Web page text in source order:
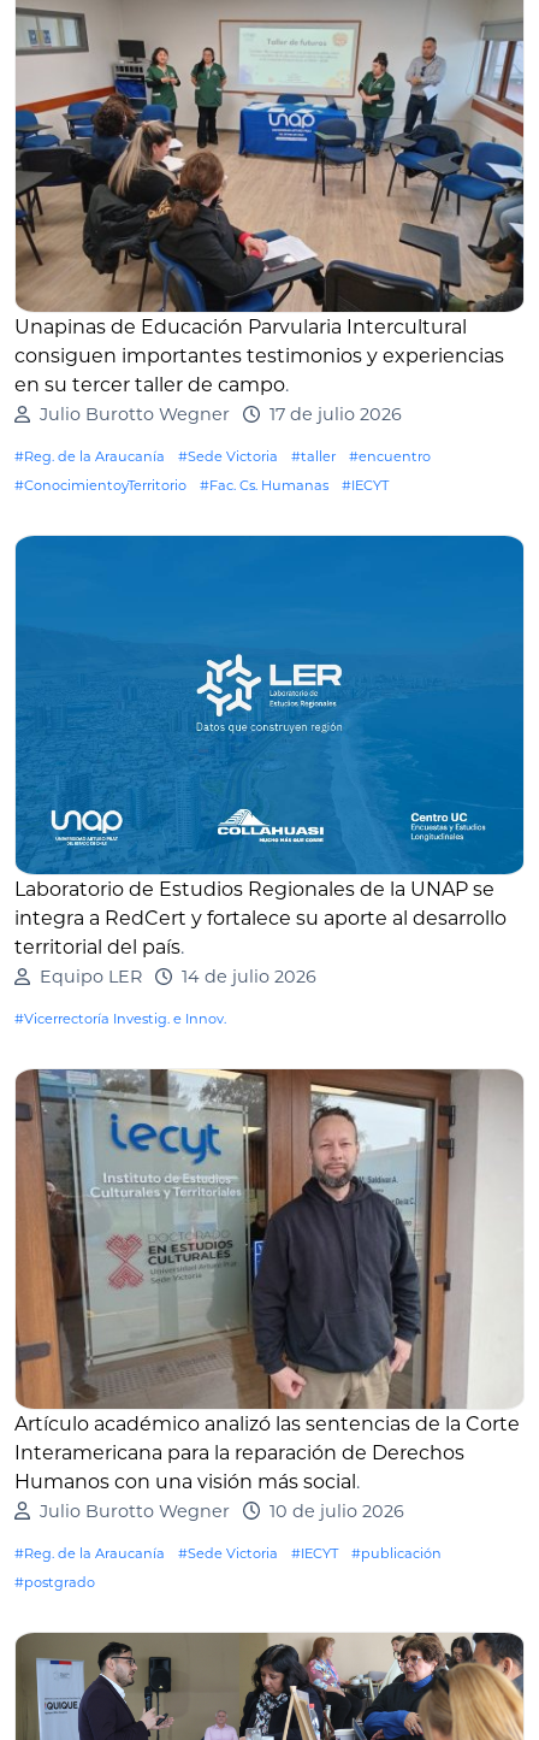
Unapinas de Educación Parvularia Intercultural
consiguen importantes testimonios y experiencias
en su tercer taller de campo.
Julio Burotto Wegner 17 de julio 2026
#Reg. de la Araucanía #Sede Victoria #taller
#encuentro
#ConocimientoyTerritorio
#Fac. Cs. Humanas #IECYT
Laboratorio de Estudios Regionales de la UNAP se
integra a RedCert y fortalece su aporte al desarrollo
territorial del país.
Equipo LER 14 de julio 2026
#Vicerrectoría Investig. e Innov.
Artículo académico analizó las sentencias de la Corte
Interamericana para la reparación de Derechos
Humanos con una visión más social.
Julio Burotto Wegner 10 de julio 2026
#Reg. de la Araucanía #Sede Victoria #IECYT
#publicación
#postgrado